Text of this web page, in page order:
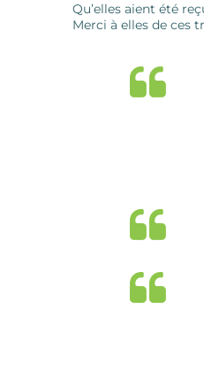
Qu’elles aient été
Merci à elles de ces